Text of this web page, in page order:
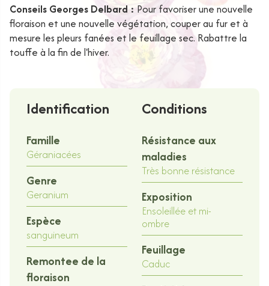
Conseils Georges Delbard : Pour favoriser une nouvelle
floraison et une nouvelle végétation, couper au fur et à
mesure les pleurs fanées et le feuillage sec. Rabattre la
touffe à la fin de l'hiver.
Identification
Famille
Géraniacées
Genre
Geranium
Espèce
sanguineum
Remontee de la
floraison
Conditions
Résistance aux
maladies
Très bonne résistance
Exposition
Ensoleillée et mi-
ombre
Feuillage
Caduc